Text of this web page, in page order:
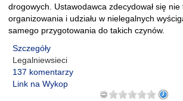
drogowych. Ustawodawca zdecydował się
organizowania i udziału w nielegalnych
samego przygotowania do takich czynów.
Szczegóły
Legalniewsieci
137 komentarzy
Link na Wykop